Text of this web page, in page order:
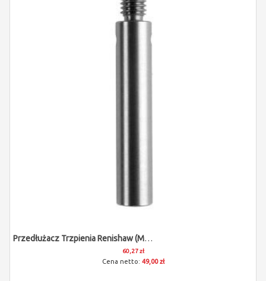
Przedłużacz Trzpienia Renishaw (M3/L20)
60,27 zł
49,00 zł